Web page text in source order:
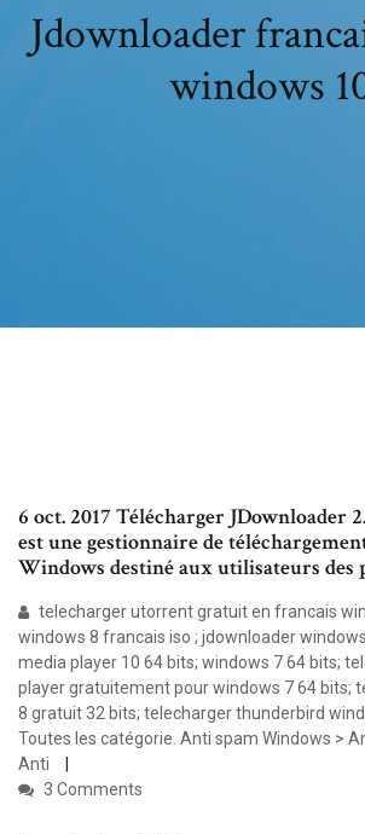
Jdownloader
windows
6 oct. 2017 Télécharger JDownloader
est une gestionnaire de
Windows destiné aux utilisateurs des
telecharger utorrent gratuit en francais
windows 8 francais iso ; jdownloader
media player 10 64 bits; windows 7 64 bits;
player gratuitement pour windows 7 64 bits;
8 gratuit 32 bits; telecharger thunderbird
Toutes les catégorie. Anti spam Windows >
Anti
3 Comments